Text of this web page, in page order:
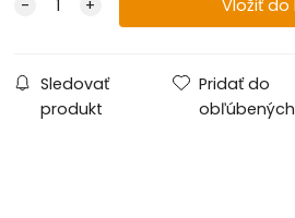
Sledovať
produkt
Pridať do
obľúbených